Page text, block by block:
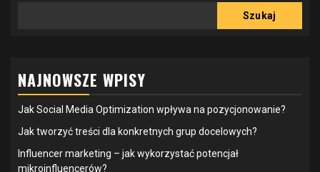
Szukaj
NAJNOWSZE WPISY
Jak Social Media Optimization wpływa na pozycjonowanie?
Jak tworzyć treści dla konkretnych grup docelowych?
Influencer marketing – jak wykorzystać potencjał
mikroinfluencerów?